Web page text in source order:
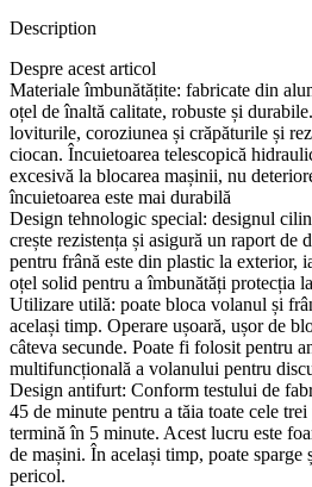
Description
Despre acest articol
Materiale îmbunătățite: fabricate din
oțel de înaltă calitate, robuste și
loviturile, coroziunea și crăpăturile și
ciocan. Încuietoarea telescopică
excesivă la blocarea mașinii, nu
încuietoarea este mai durabilă
Design tehnologic special: designul
crește rezistența și asigură un raport de
pentru frână este din plastic la exterior,
oțel solid pentru a îmbunătăți protecția
Utilizare utilă: poate bloca volanul și
același timp. Operare ușoară, ușor de
câteva secunde. Poate fi folosit pentru
multifuncțională a volanului pentru
Design antifurt: Conform testului de
45 de minute pentru a tăia toate cele
termină în 5 minute. Acest lucru este
de mașini. În același timp, poate sparge
pericol.